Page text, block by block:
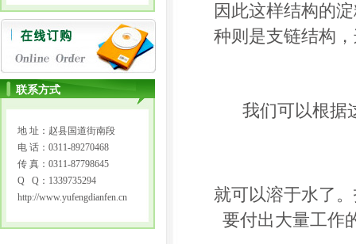
联系方式
地 址：赵县国道街南段
电 话：0311-89270468
传 真：0311-87798645
Q Q：1339735294
http://www.yufengdianfen.cn
因此这样结构的
种则是支链结构
我们可以根据
就可以溶于水了
要付出大量工作